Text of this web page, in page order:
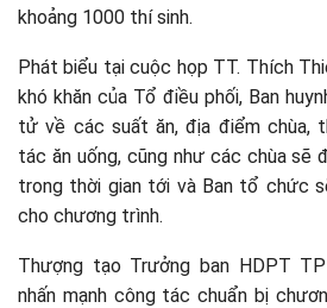
khoảng 1000 thí sinh.
Phát biểu tại cuộc họp TT. Thích
khó khăn của Tổ điều phối, Ban
tử về các suất ăn, địa điểm chùa,
tác ăn uống, cũng như các chùa sẽ
trong thời gian tới và Ban tổ chức
cho chương trình.
Thượng tạo Trưởng ban HDPT
nhấn mạnh công tác chuẩn bị